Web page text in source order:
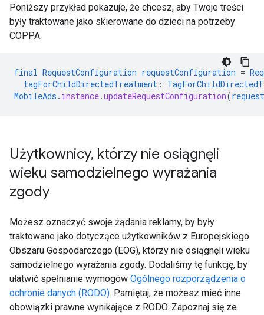
Poniższy przykład pokazuje, że chcesz, aby Twoje treści
były traktowane jako skierowane do dzieci na potrzeby
COPPA:
final RequestConfiguration requestConfiguration =
tagForChildDirectedTreatment :
MobileAds . instance.updateRequestConfiguration(
Użytkownicy, którzy nie osiągnęli
wieku samodzielnego wyrażania
zgody
Możesz oznaczyć swoje żądania reklamy, by były
traktowane jako dotyczące użytkowników z Europejskiego
Obszaru Gospodarczego (EOG), którzy nie osiągnęli wieku
samodzielnego wyrażania zgody. Dodaliśmy tę funkcję, by
ułatwić spełnianie wymogów Ogólnego rozporządzenia o
ochronie danych (RODO). Pamiętaj, że możesz mieć inne
obowiązki prawne wynikające z RODO. Zapoznaj się ze